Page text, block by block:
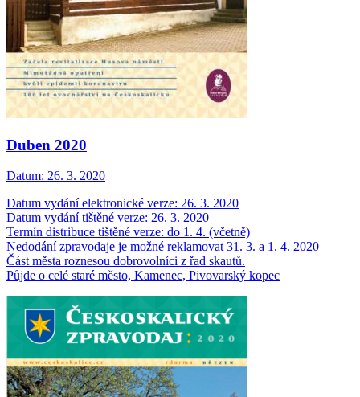
Duben 2020
Datum: 26. 3. 2020
Datum vydání elektronické verze: 26. 3. 2020
Datum vydání tištěné verze: 26. 3. 2020
Termín distribuce tištěné verze: do 1. 4. (včetně)
Nedodání zpravodaje je možné reklamovat 31. 3. a 1. 4. 2020
Část města roznesou dobrovolníci z řad skautů.
Půjde o celé staré město, Kamenec, Pivovarský kopec